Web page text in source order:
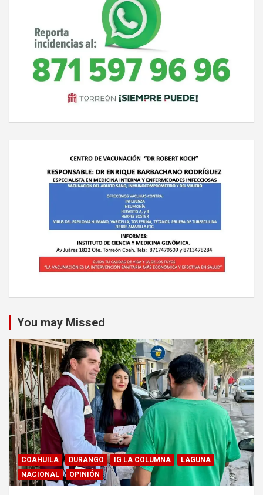
You may Missed
COAHUILA DURANGO IG LA COLUMNA
LAGUNA
NACIONAL
OPINIÓN